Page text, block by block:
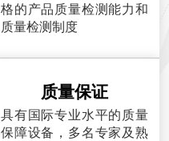
格的产品质量检测能力和
质量检测制度
质量保证
具有国际专业水平的质量
保障设备，多名专家及熟